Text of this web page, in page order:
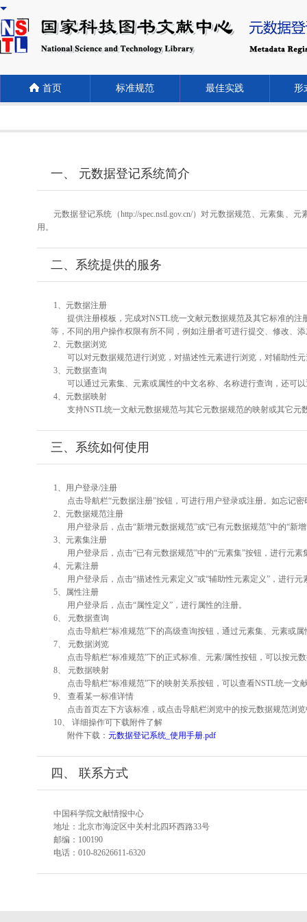
首页 标准规范 最佳实践 形
一、 元数据登记系统简介
元数据登记系统（http://spec.nstl.gov.cn/）对元数据规范、元素集
用。
二、系统提供的服务
1、元数据注册
提供注册模板，完成对NSTL统一文献元数据规范及其它标准的
等，不同的用户操作权限有所不同，例如注册者可进行提交、修改、
2、元数据浏览
可以对元数据规范进行浏览，对描述性元素进行浏览，对辅助性
3、元数据查询
可以通过元素集、元素或属性的中文名称、名称进行查询，还可
4、元数据映射
支持NSTL统一文献元数据规范与其它元数据规范的映射或其它元
三、系统如何使用
1、用户登录/注册
点击导航栏“元数据注册”按钮，可进行用户登录或注册。如忘记
2、元数据规范注册
用户登录后，点击“新增元数据规范”或“已有元数据规范”中的“新
3、元素集注册
用户登录后，点击“已有元数据规范”中的“元素集”按钮，进行元素
4、元素注册
用户登录后，点击“描述性元素定义”或“辅助性元素定义”，进行元
5、属性注册
用户登录后，点击“属性定义”，进行属性的注册。
6、 元数据查询
点击导航栏“标准规范”下的高级查询按钮，通过元素集、元素或
7、 元数据浏览
点击导航栏“标准规范”下的正式标准、元素/属性按钮，可以按元
8、 元数据映射
点击导航栏“标准规范”下的映射关系按钮，可以查看NSTL统一文
9、 查看某一标准详情
点击首页左下方该标准，或点击导航栏浏览中的按元数据规范浏
10、 详细操作可下载附件了解
附件下载： 元数据登记系统_使用手册.pdf
四、 联系方式
中国科学院文献情报中心
地址：北京市海淀区中关村北四环西路33号
邮编：100190
电话：010-82626611-6320